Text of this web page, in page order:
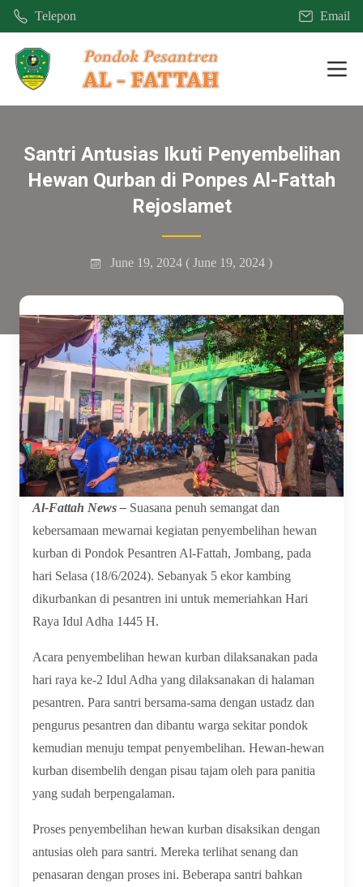
Telepon Email
Santri Antusias Ikuti Penyembelihan
Hewan Qurban di Ponpes Al-Fattah
Rejoslamet
June 19, 2024 ( June 19, 2024 )
Al-Fattah News – Suasana penuh semangat dan
kebersamaan mewarnai kegiatan penyembelihan hewan
kurban di Pondok Pesantren Al-Fattah, Jombang, pada
hari Selasa (18/6/2024). Sebanyak 5 ekor kambing
dikurbankan di pesantren ini untuk memeriahkan Hari
Raya Idul Adha 1445 H.
Acara penyembelihan hewan kurban dilaksanakan pada
hari raya ke-2 Idul Adha yang dilaksanakan di halaman
pesantren. Para santri bersama-sama dengan ustadz dan
pengurus pesantren dan dibantu warga sekitar pondok
kemudian menuju tempat penyembelihan. Hewan-hewan
kurban disembelih dengan pisau tajam oleh para panitia
yang sudah berpengalaman.
Proses penyembelihan hewan kurban disaksikan dengan
antusias oleh para santri. Mereka terlihat senang dan
penasaran dengan proses ini. Beberapa santri bahkan